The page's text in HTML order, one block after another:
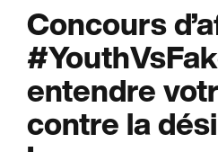
Concours
entendre
contre la